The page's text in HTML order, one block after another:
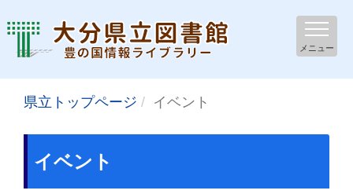
メニュー
県立トップページ イベント
イベント